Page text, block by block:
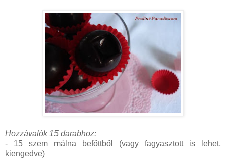
Hozzávalók 15 darabhoz:
- 15 szem málna befőttből (vagy fagyasztott is lehet,
kiengedve)